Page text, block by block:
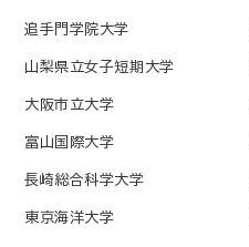
追手門学院大学
山梨県立女子短期大学
大阪市立大学
富山国際大学
長崎総合科学大学
東京海洋大学